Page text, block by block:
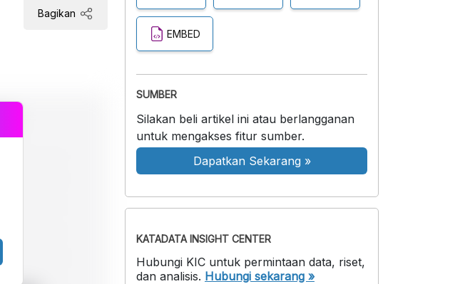
Bagikan
EMBED
SUMBER
Silakan beli artikel ini atau berlangganan
untuk mengakses fitur sumber.
Dapatkan Sekarang »
KATADATA INSIGHT CENTER
Hubungi KIC untuk permintaan data, riset,
dan analisis. Hubungi sekarang »